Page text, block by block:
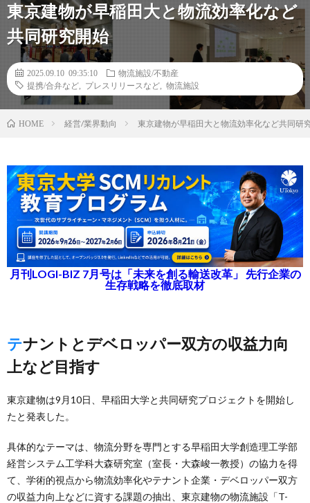
東京建物が早稲田大と物流効率化など
共同研究開始
2025.09.10 09:35:10
物流施設/不動産
提携/合弁など
プレスリリースなど 物流施設
HOME 経営/業界動向 東京建物が早稲田大と物流効率化など共同研
月刊LOGI-BIZ 7月号は「未来を創る輸送改革」 先行企業の
生存戦略を徹底取材
テナントとデベロッパー双方の収益力向
上など目指す
東京建物は9月10日、早稲田大学と共同研究プロジェクトを開始し
たと発表した。
具体的なテーマは、物流分野を専門とする早稲田大学創造理工学部
経営システム工学科大森研究室（室長・大森峻一教授）の協力を得
て、学術的視点から物流効率化やテナント企業・デベロッパー双方
の収益力向上などに資する課題の抽出、東京建物の物流施設「T-